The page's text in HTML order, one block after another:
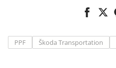
PPF Škoda Transportation